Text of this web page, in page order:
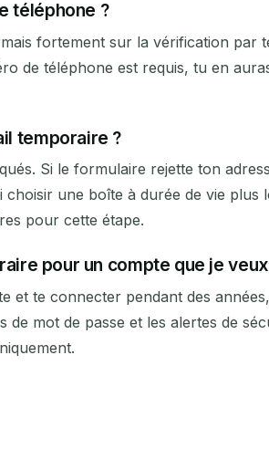
téléphone ?
fortement sur la vérification
de téléphone est requis, tu en
temporaire ?
Si le formulaire rejette ton
choisir une boîte à durée de vie
pour cette étape.
pour un compte que je
et te connecter pendant des
de mot de passe et les alertes de